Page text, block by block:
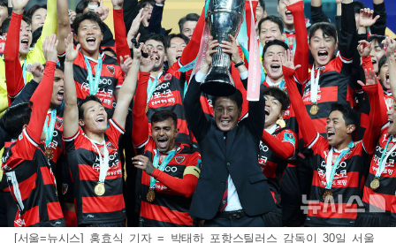
[서울=뉴시스] 홍효식 기자 = 박태하 포항스틸러스 감독이 30일 서울